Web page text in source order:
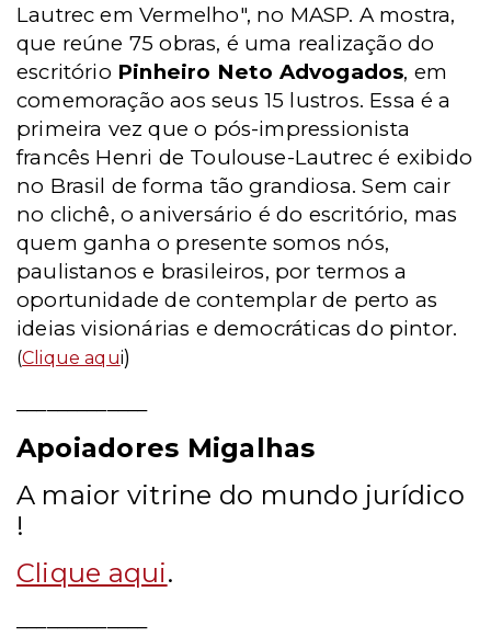
Lautrec em Vermelho", no MASP. A mostra,
que reúne 75 obras, é uma realização do
escritório Pinheiro Neto Advogados, em
comemoração aos seus 15 lustros. Essa é a
primeira vez que o pós-impressionista
francês Henri de Toulouse-Lautrec é exibido
no Brasil de forma tão grandiosa. Sem cair
no clichê, o aniversário é do escritório, mas
quem ganha o presente somos nós,
paulistanos e brasileiros, por termos a
oportunidade de contemplar de perto as
ideias visionárias e democráticas do pintor.
(Clique aqui)
Apoiadores Migalhas
A maior vitrine do mundo jurídico
!
Clique aqui.